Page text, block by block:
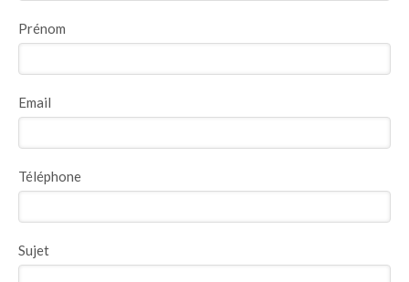
Prénom
Email
Téléphone
Sujet